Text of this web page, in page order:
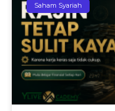
Saham Syariah